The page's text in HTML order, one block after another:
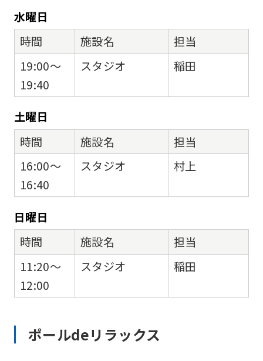
水曜日
時間
19:00～
19:40
施設名
スタジオ
担当
稲田
土曜日
時間
16:00～
16:40
施設名
スタジオ
担当
村上
日曜日
時間
11:20～
12:00
施設名
スタジオ
担当
稲田
ポールdeリラックス